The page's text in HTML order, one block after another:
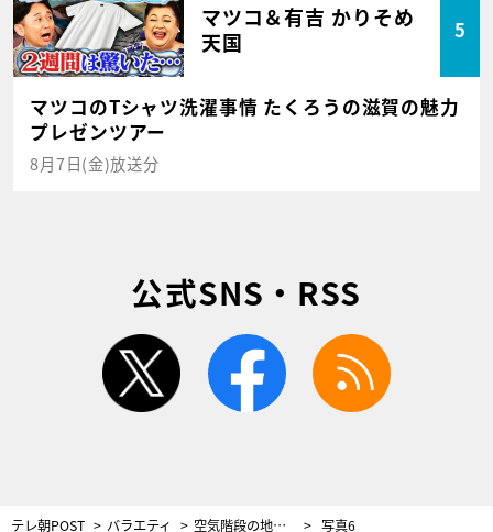
マツコ＆有吉 かりそめ
天国
5
マツコのTシャツ洗濯事情 たくろうの滋賀の魅力
プレゼンツアー
8月7日(金)放送分
公式SNS・RSS
twitter facebook
テレ朝POST バラエティ 空気階段の地上波初冠番組スタート！もぐら、減量中の格闘家に密着「脳に来る空気でした」 写真6